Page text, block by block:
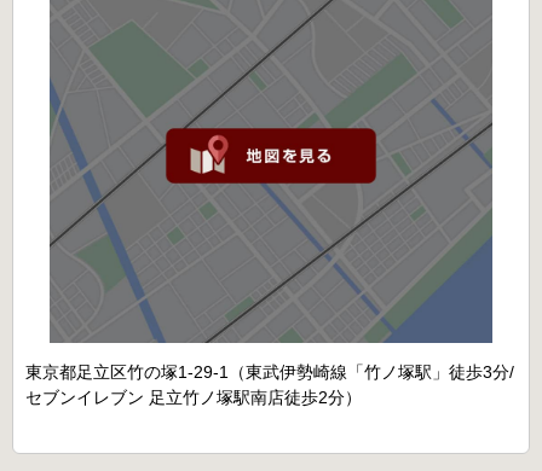
東京都足立区竹の塚1-29-1（東武伊勢崎線「竹ノ塚駅」徒歩3分/
セブンイレブン 足立竹ノ塚駅南店徒歩2分）